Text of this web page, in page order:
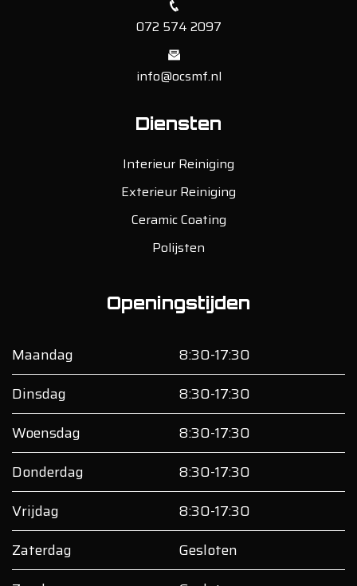
072 574 2097
info@ocsmf.nl
Diensten
Interieur Reiniging
Exterieur Reiniging
Ceramic Coating
Polijsten
Openingstijden
Maandag
8:30-17:30
Dinsdag
8:30-17:30
Woensdag
8:30-17:30
Donderdag
8:30-17:30
Vrijdag
8:30-17:30
Zaterdag
Gesloten